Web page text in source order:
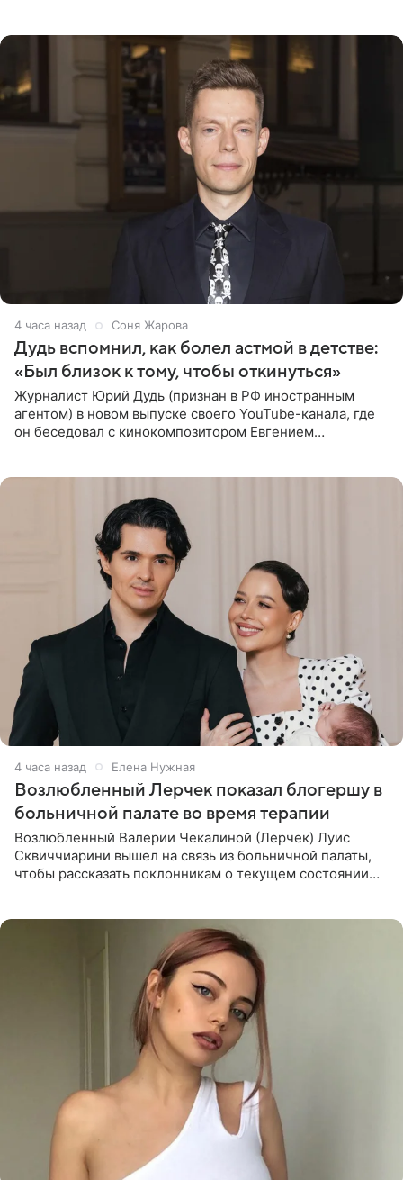
4 часа назад Соня Жарова
Дудь вспомнил, как болел астмой в детстве:
«Был близок к тому, чтобы откинуться»
Журналист Юрий Дудь (признан в РФ иностранным
агентом) в новом выпуске своего YouTube-канала, где
он беседовал с кинокомпозитором Евгением
4 часа назад Елена Нужная
Возлюбленный Лерчек показал блогершу в
больничной палате во время терапии
Возлюбленный Валерии Чекалиной (Лерчек) Луис
Сквиччиарини вышел на связь из больничной палаты,
чтобы рассказать поклонникам о текущем состоянии